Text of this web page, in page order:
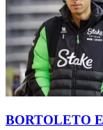
BORTOLETO